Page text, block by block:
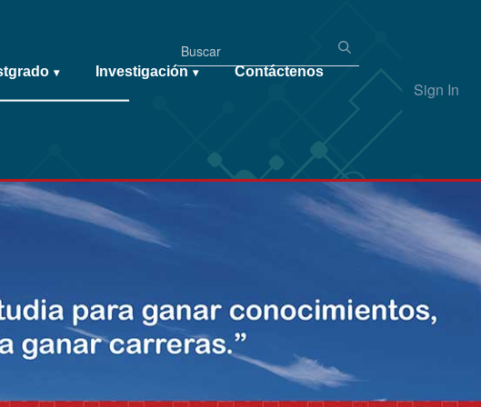
Sign In
▾ Investigación ▾ Contáctenos